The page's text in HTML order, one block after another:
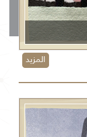
المزيد